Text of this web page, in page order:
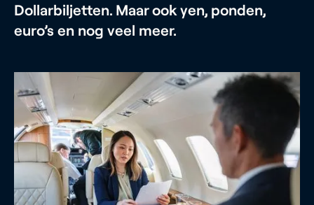
Dollarbiljetten. Maar ook yen, ponden,
euro’s en nog veel meer.